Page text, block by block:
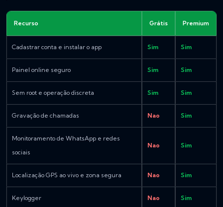
Recurso Grátis Premium
Cadastrar conta e instalar o app Sim Sim
Painel online seguro Sim Sim
Sem root e operação discreta Sim Sim
Gravação de chamadas Nao Sim
Monitoramento de WhatsApp e redes
sociais
Nao Sim
Localização GPS ao vivo e zona segura Nao Sim
Keylogger Nao Sim